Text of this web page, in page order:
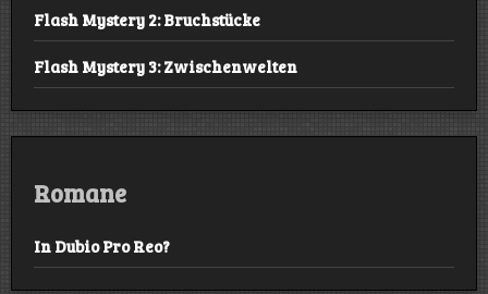
Flash Mystery 2: Bruchstücke
Flash Mystery 3: Zwischenwelten
Romane
In Dubio Pro Reo?